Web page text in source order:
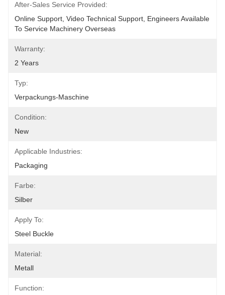
After-Sales Service Provided:
Online Support, Video Technical Support, Engineers Available
To Service Machinery Overseas
Warranty:
2 Years
Typ:
Verpackungs-Maschine
Condition:
New
Applicable Industries:
Packaging
Farbe:
Silber
Apply To:
Steel Buckle
Material:
Metall
Function: